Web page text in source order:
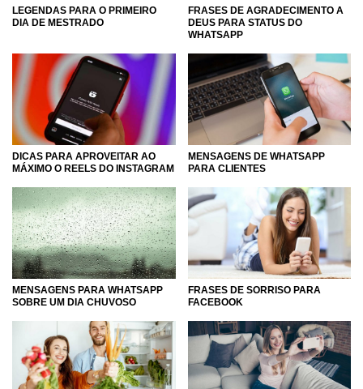
LEGENDAS PARA O PRIMEIRO
DIA DE MESTRADO
FRASES DE AGRADECIMENTO A
DEUS PARA STATUS DO
WHATSAPP
DICAS PARA APROVEITAR AO
MÁXIMO O REELS DO INSTAGRAM
MENSAGENS DE WHATSAPP
PARA CLIENTES
MENSAGENS PARA WHATSAPP
SOBRE UM DIA CHUVOSO
FRASES DE SORRISO PARA
FACEBOOK